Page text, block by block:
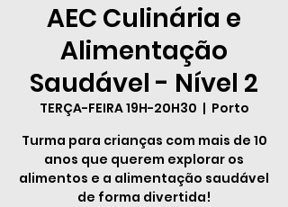
AEC Culinária e
Alimentação
Saudável - Nível 2
TERÇA-FEIRA 19H-20H30
  |
Porto
Turma para crianças com mais de 10
anos que querem explorar os
alimentos e a alimentação saudável
de forma divertida!